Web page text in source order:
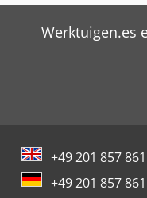
Werktuigen.es
+49 201 857
+49 201 857